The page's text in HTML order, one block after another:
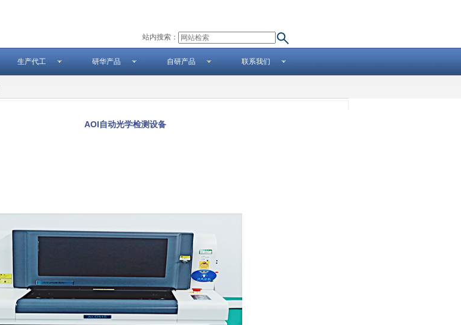
站内搜索：
生产代工 研华产品 自研产品 联系我们
AOI自动光学检测设备